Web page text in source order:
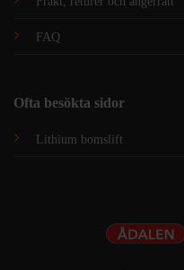
FAQ
Ofta besökta sidor
Lithium bomslift